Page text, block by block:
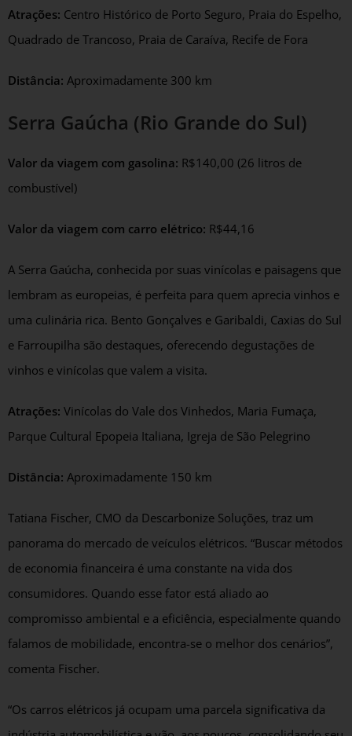
Atrações: Centro Histórico de Porto Seguro, Praia do Espelho,
Quadrado de Trancoso, Praia de Caraíva, Recife de Fora
Distância: Aproximadamente 300 km
Serra Gaúcha (Rio Grande do Sul)
Valor da viagem com gasolina: R$140,00 (26 litros de
combustível)
Valor da viagem com carro elétrico: R$44,16
A Serra Gaúcha, conhecida por suas vinícolas e paisagens que
lembram as europeias, é perfeita para quem aprecia vinhos e
uma culinária rica. Bento Gonçalves e Garibaldi, Caxias do Sul
e Farroupilha são destaques, oferecendo degustações de
vinhos e vinícolas que valem a visita.
Atrações: Vinícolas do Vale dos Vinhedos, Maria Fumaça,
Parque Cultural Epopeia Italiana, Igreja de São Pelegrino
Distância: Aproximadamente 150 km
Tatiana Fischer, CMO da Descarbonize Soluções, traz um
panorama do mercado de veículos elétricos. “Buscar métodos
de economia financeira é uma constante na vida dos
consumidores. Quando esse fator está aliado ao
compromisso ambiental e a eficiência, especialmente quando
falamos de mobilidade, encontra-se o melhor dos cenários”,
comenta Fischer.
“Os carros elétricos já ocupam uma parcela significativa da